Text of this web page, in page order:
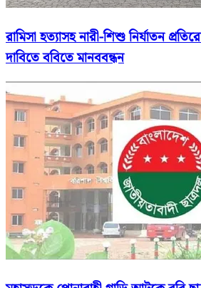
রামিসা হত্যাসহ নারী-শিশু নির্যাতন
দাবিতে ববিতে মানববন্ধন